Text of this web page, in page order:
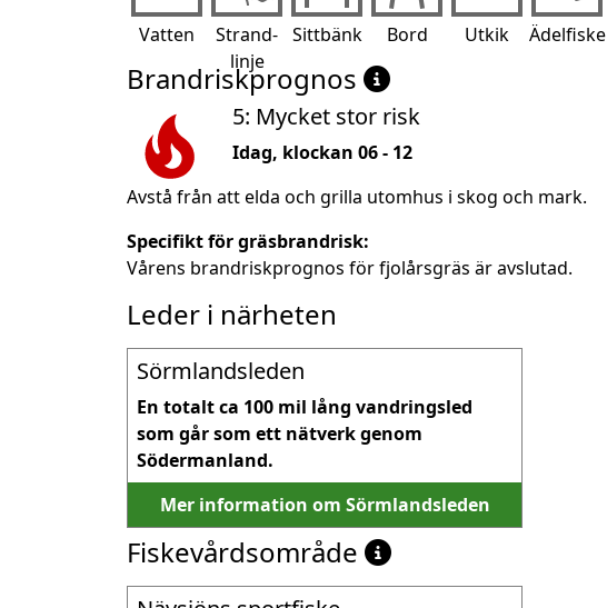
Vatten
Strand-
linje
Sittbänk Bord Utkik Ädelfiske
Brandriskprognos
5: Mycket stor risk
Idag, klockan 06 - 12
Avstå från att elda och grilla utomhus i skog och mark.
Specifikt för gräsbrandrisk:
Vårens brandriskprognos för fjolårsgräs är avslutad.
Leder i närheten
Sörmlandsleden
En totalt ca 100 mil lång vandringsled
som går som ett nätverk genom
Södermanland.
Mer information om Sörmlandsleden
Fiskevårdsområde